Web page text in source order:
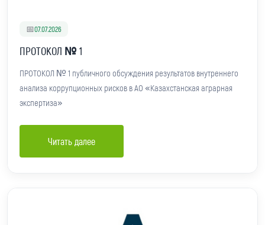
📅07.07.2026
ПРОТОКОЛ № 1
ПРОТОКОЛ № 1 публичного обсуждения результатов внутреннего
анализа коррупционных рисков в АО «Казахстанская аграрная
экспертиза»
Читать далее